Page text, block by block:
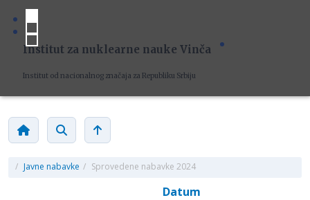
Institut za nuklearne nauke Vinča
Institut od nacionalnog značaja za Republiku Srbiju
/ Javne nabavke / Sprovedene nabavke 2024
Datum